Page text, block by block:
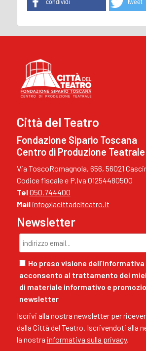
condividi tweet
Città del Teatro
Fondazione Sipario Toscana
Centro di Produzione Teatrale
Via ToscoRomagnola, 656, 56021
Codice fiscale e P.Iva 01254480500
Tel050.744400
Mail info@lacittadelteatro.it
Newsletter
Ho preso visione
acconsento al trattamento dei miei
di materiale informativo e
newsletter
Iscrivi alla nostra newsletter per
dalla Città del Teatro. Iscrivendoti alla
la nostra informativa sulla privacy.